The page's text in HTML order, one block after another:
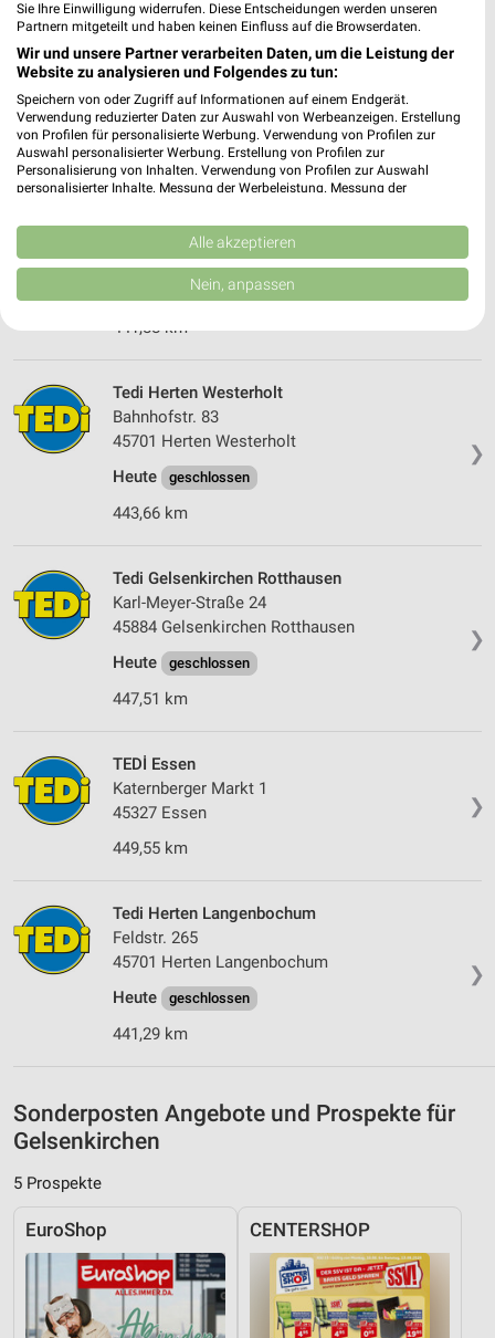
EuroShop Herten
Hermannstraße 6
45699 Herten
Heute
geschlossen
440,60 km • Angebote: 1 Prospekt
❯
Edmund-Weber-Str. 205
44651 Herne
geschlossen
441,88 km
❯
Tedi Herten Westerholt
Bahnhofstr. 83
45701 Herten Westerholt
Heute
geschlossen
443,66 km
❯
Tedi Gelsenkirchen Rotthausen
Karl-Meyer-Straße 24
45884 Gelsenkirchen Rotthausen
Heute
geschlossen
447,51 km
❯
TEDİ Essen
Katernberger Markt 1
45327 Essen
449,55 km
❯
Tedi Herten Langenbochum
Feldstr. 265
45701 Herten Langenbochum
Heute
geschlossen
441,29 km
Sonderposten Angebote und Prospekte für
Gelsenkirchen
5 Prospekte
EuroShop CENTERSHOP
Sie Ihre Einwilligung widerrufen. Diese Entscheidungen werden unseren
Partnern mitgeteilt und haben keinen Einfluss auf die Browserdaten.
Wir und unsere Partner verarbeiten Daten, um die Leistung der
Website zu analysieren und Folgendes zu tun:
Speichern von oder Zugriff auf Informationen auf einem Endgerät.
Verwendung reduzierter Daten zur Auswahl von Werbeanzeigen. Erstellung
von Profilen für personalisierte Werbung. Verwendung von Profilen zur
Auswahl personalisierter Werbung. Erstellung von Profilen zur
Personalisierung von Inhalten. Verwendung von Profilen zur Auswahl
personalisierter Inhalte. Messung der Werbeleistung. Messung der
Kombinationen von Daten aus verschiedenen Quellen. Entwicklung und
Verbesserung der Angebote. Verwendung reduzierter Daten zur Auswahl
von Inhalten.
Daten können außerhalb der Europäischen Union weitergegeben und in die
USA gesendet werden.
Website/App.
Wir nutzen Ihre Daten für folgende Zwecke:
IAB-Verarbeitungszwecke:
Speichern von oder Zugriff auf Informationen
auf einem Endgerät
Verwendung reduzierter Daten zur Auswahl von
Erstellung von Profilen für personalisierte
Werbung
personalisierter Werbung
Erstellung von Profilen zur Personalisierung
Verwendung von Profilen zur Auswahl
personalisierter Inhalte
Messung der Werbeleistung
Analyse von Zielgruppen durch Statistiken oder
Kombinationen von Daten aus verschiedenen
Quellen
Entwicklung und Verbesserung der Angebote
IAB-Besonderheiten:
Verwendung genauer Standortdaten
Geräte anhand von aktiv angeforderten
Notwendig
Performance
Alle akzeptieren
Nein, anpassen